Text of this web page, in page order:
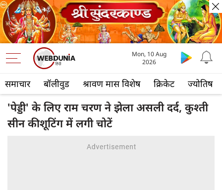
समाचार बॉलीवुड श्रावण मास विशेष क्रिकेट ज्योतिष
Mon, 10 Aug
2026
'पेड्डी' के लिए राम चरण ने झेला असली दर्द, कुश्ती
सीन कीशूटिंग में लगी चोटें